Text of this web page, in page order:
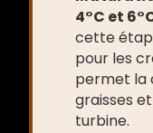
4°C et
cette
pour les
permet la
graisses
turbine.